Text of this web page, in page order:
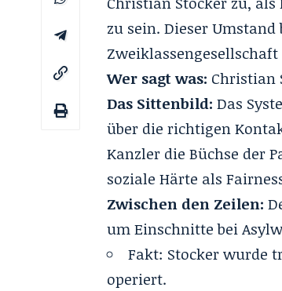
zu sein. Dieser
Zweiklassengesellschaft
Wer sagt was: Christian
Das Sittenbild: Das
über die richtigen
Kanzler die Büchse der
soziale Härte als
Zwischen den Zeilen:
um Einschnitte bei
Fakt: Stocker wurde
operiert.